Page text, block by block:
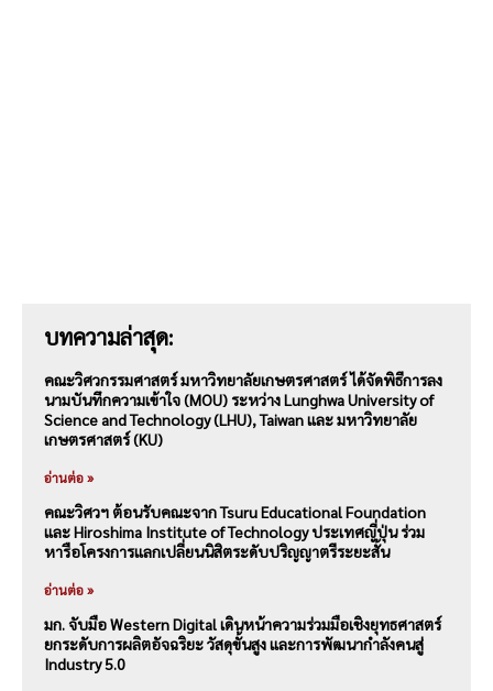
บทความล่าสุด:
คณะวิศวกรรมศาสตร์ มหาวิทยาลัยเกษตรศาสตร์ ได้จัดพิธีการลง
นามบันทึกความเข้าใจ (MOU) ระหว่าง Lunghwa University of
Science and Technology (LHU), Taiwan และ มหาวิทยาลัย
เกษตรศาสตร์ (KU)
อ่านต่อ »
คณะวิศวฯ ต้อนรับคณะจาก Tsuru Educational Foundation
และ Hiroshima Institute of Technology ประเทศญี่ปุ่น ร่วม
หารือโครงการแลกเปลี่ยนนิสิตระดับปริญญาตรีระยะสั้น
อ่านต่อ »
มก. จับมือ Western Digital เดินหน้าความร่วมมือเชิงยุทธศาสตร์
ยกระดับการผลิตอัจฉริยะ วัสดุขั้นสูง และการพัฒนากำลังคนสู่
Industry 5.0